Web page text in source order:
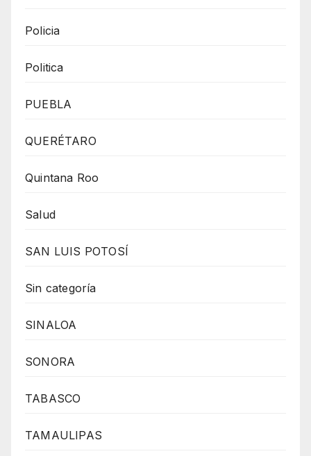
Policia
Politica
PUEBLA
QUERÉTARO
Quintana Roo
Salud
SAN LUIS POTOSÍ
Sin categoría
SINALOA
SONORA
TABASCO
TAMAULIPAS